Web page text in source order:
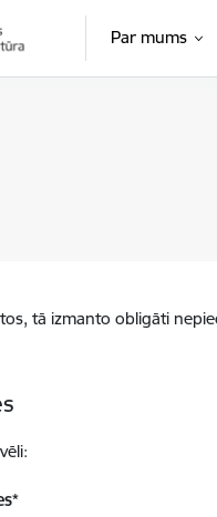
Par mums
tā izmanto obligāti
*